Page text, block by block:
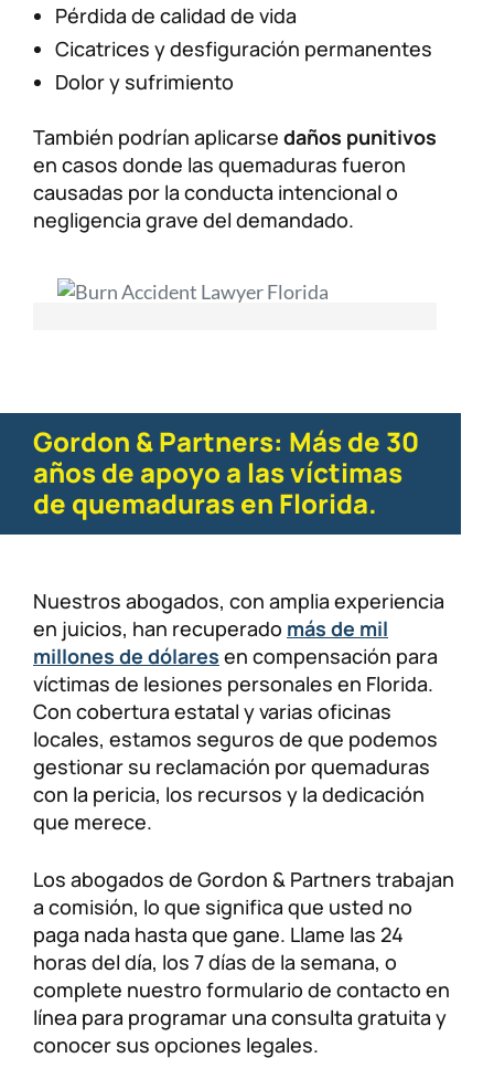
Pérdida de calidad de vida
Cicatrices y desfiguración permanentes
Dolor y sufrimiento
También podrían aplicarse daños punitivos
en casos donde las quemaduras fueron
causadas por la conducta intencional o
negligencia grave del demandado.
Gordon & Partners: Más de 30
años de apoyo a las víctimas
de quemaduras en Florida.
Nuestros abogados, con amplia experiencia
en juicios, han recuperado más de mil
millones de dólares en compensación para
víctimas de lesiones personales en Florida.
Con cobertura estatal y varias oficinas
locales, estamos seguros de que podemos
gestionar su reclamación por quemaduras
con la pericia, los recursos y la dedicación
que merece.
Los abogados de Gordon & Partners trabajan
a comisión, lo que significa que usted no
paga nada hasta que gane. Llame las 24
horas del día, los 7 días de la semana, o
complete nuestro formulario de contacto en
línea para programar una consulta gratuita y
conocer sus opciones legales.